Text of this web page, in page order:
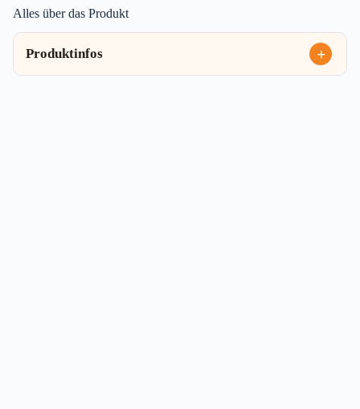
Alles über das Produkt
Produktinfos